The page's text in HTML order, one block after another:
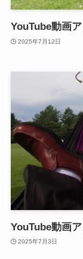
YouTube動画
2025年7月12日
YouTube動画
2025年7月3日